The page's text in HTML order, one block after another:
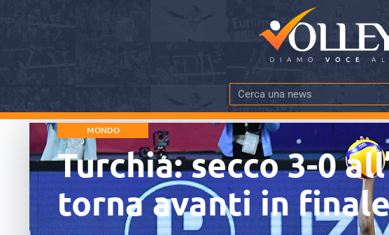
MONDO
Turchia: secco 3-0
torna avanti in